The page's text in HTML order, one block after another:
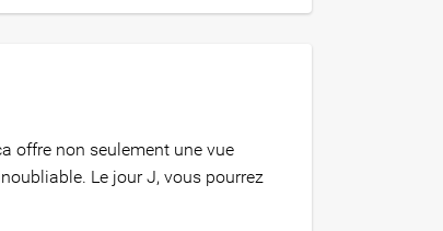
offre non seulement une vue
Le jour J, vous pourrez